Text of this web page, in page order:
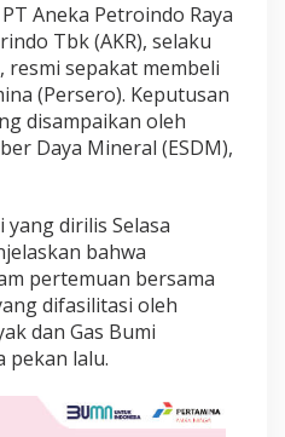
Aneka Petroindo Raya
Tbk (AKR), selaku
resmi sepakat membeli
(Persero). Keputusan
disampaikan oleh
Daya Mineral (ESDM),
dirilis Selasa
bahwa
pertemuan bersama
difasilitasi oleh
dan Gas Bumi
pekan lalu.